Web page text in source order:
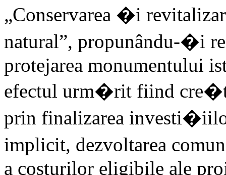
„Conservarea �i
natural”, propunându-�i
protejarea monumentului
efectul urm�rit fiind
prin finalizarea
implicit, dezvoltarea
a costurilor eligibile ale